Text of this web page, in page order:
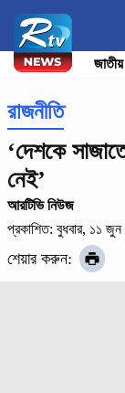
জাতীয়
রাজনীতি
‘দেশকে
নেই’
আরটিভি নিউজ
প্রকাশিত: বুধবার, ১১
শেয়ার করুন: